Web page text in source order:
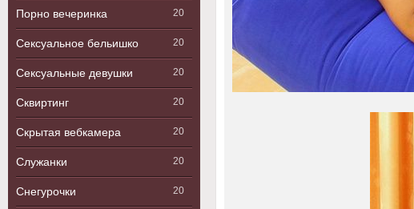
Порно вечеринка 20
Сексуальное бельишко 20
Сексуальные девушки 20
Сквиртинг 20
Скрытая вебкамера 20
Служанки 20
Снегурочки 20